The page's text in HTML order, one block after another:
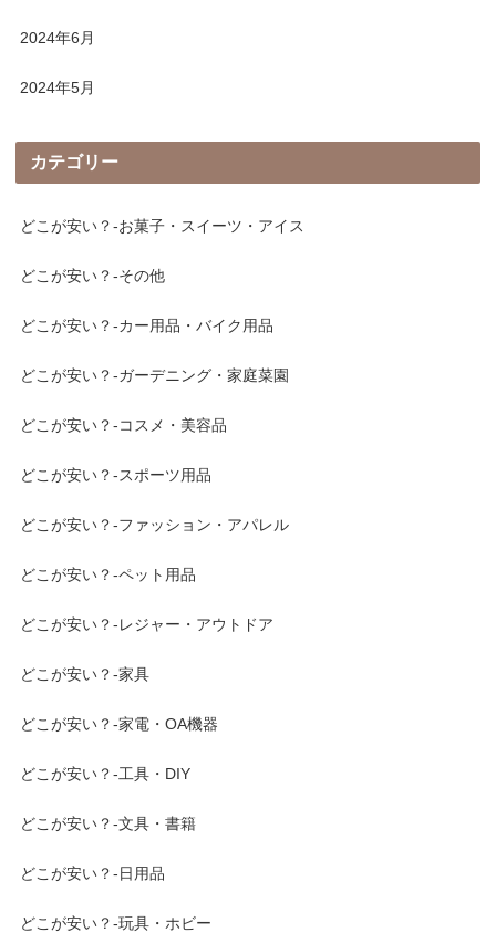
2024年6月
2024年5月
カテゴリー
どこが安い？-お菓子・スイーツ・アイス
どこが安い？-その他
どこが安い？-カー用品・バイク用品
どこが安い？-ガーデニング・家庭菜園
どこが安い？-コスメ・美容品
どこが安い？-スポーツ用品
どこが安い？-ファッション・アパレル
どこが安い？-ペット用品
どこが安い？-レジャー・アウトドア
どこが安い？-家具
どこが安い？-家電・OA機器
どこが安い？-工具・DIY
どこが安い？-文具・書籍
どこが安い？-日用品
どこが安い？-玩具・ホビー